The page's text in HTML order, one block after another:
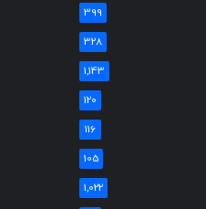
399
328
1,143
120
116
105
1,022